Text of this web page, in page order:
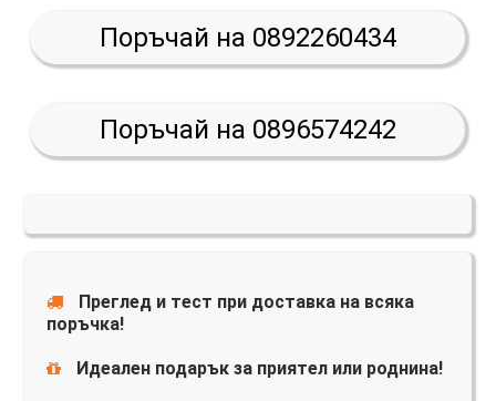
Поръчай на 0892260434
Поръчай на 0896574242
Преглед и тест при доставка на всяка
поръчка!
Идеален подарък за приятел или роднина!